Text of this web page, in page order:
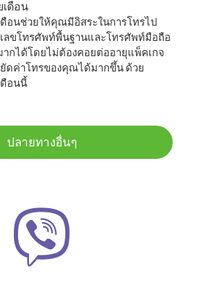
ดือน
อนช่วยให้คุณมีอิสระในการโทรไป
ลขโทรศัพท์พื้นฐานและโทรศัพท์มือถือ
กได้โดยไม่ต้องคอยต่ออายุแพ็คเกจ
ดค่าโทรของคุณได้มากขึ้น ด้วย
ดือนนี้
ปลายทางอื่นๆ